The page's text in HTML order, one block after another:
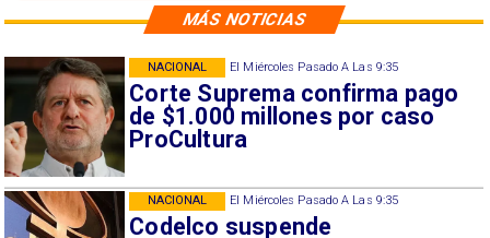
MÁS NOTICIAS
El Miércoles Pasado A Las 9:35
Corte Suprema confirma pago
de $1.000 millones por caso
ProCultura
NACIONAL
El Miércoles Pasado A Las 9:35
Codelco suspende
NACIONAL